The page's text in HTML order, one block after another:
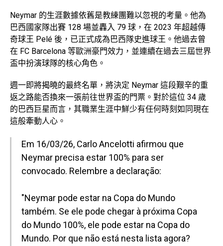
Neymar 的生涯數據依舊是教練團難以忽視的考量。他為
巴西國家隊出賽 128 場並轟入 79 球，在 2023 年超越傳
奇球王 Pelé 後，已正式成為巴西隊史進球王。他過去曾
在 FC Barcelona 等歐洲豪門效力，並連續在過去三屆世界
盃中扮演球隊的核心角色。
週一即將揭曉的最終名單，將決定 Neymar 這段艱辛的重
返之路能否換來一張前往世界盃的門票。對於這位 34 歲
的巴西巨星而言，其職業生涯中鮮少有任何時刻如同現在
這般牽動人心。
Em 16/03/26, Carlo Ancelotti afirmou que
Neymar precisa estar 100% para ser
convocado. Relembre a declaração:
"Neymar pode estar na Copa do Mundo
também. Se ele pode chegar à próxima Copa
do Mundo 100%, ele pode estar na Copa do
Mundo. Por que não está nesta lista agora?